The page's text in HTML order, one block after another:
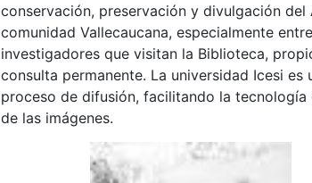
conservación, preservación y divulgación del
comunidad Vallecaucana, especialmente
investigadores que visitan la Biblioteca,
consulta permanente. La universidad Icesi es
proceso de difusión, facilitando la tecnología
de las imágenes.